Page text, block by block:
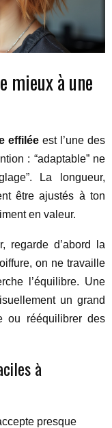
mieux à une
effiléeest l’une des
: “adaptable” ne
La longueur,
être ajustés à ton
en valeur.
regarde d’abord la
on ne travaille
l’équilibre. Une
un grand
ou rééquilibrer des
à
presque